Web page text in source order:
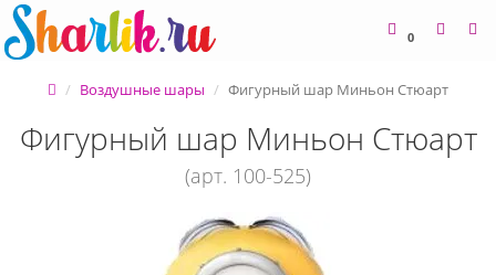
0
Воздушные шары Фигурный шар Миньон Стюарт
Фигурный шар Миньон Стюарт
(арт. 100-525)